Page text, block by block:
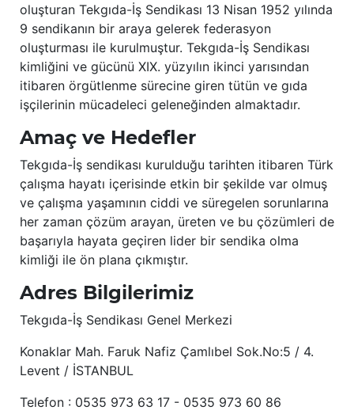
oluşturan Tekgıda-İş Sendikası 13 Nisan 1952 yılında
9 sendikanın bir araya gelerek federasyon
oluşturması ile kurulmuştur. Tekgıda-İş Sendikası
kimliğini ve gücünü XIX. yüzyılın ikinci yarısından
itibaren örgütlenme sürecine giren tütün ve gıda
işçilerinin mücadeleci geleneğinden almaktadır.
Amaç ve Hedefler
Tekgıda-İş sendikası kurulduğu tarihten itibaren Türk
çalışma hayatı içerisinde etkin bir şekilde var olmuş
ve çalışma yaşamının ciddi ve süregelen sorunlarına
her zaman çözüm arayan, üreten ve bu çözümleri de
başarıyla hayata geçiren lider bir sendika olma
kimliği ile ön plana çıkmıştır.
Adres Bilgilerimiz
Tekgıda-İş Sendikası Genel Merkezi
Konaklar Mah. Faruk Nafiz Çamlıbel Sok.No:5 / 4.
Levent / İSTANBUL
Telefon : 0535 973 63 17 - 0535 973 60 86